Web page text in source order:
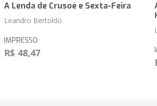
A Lenda de Crusoé e Sexta-Feira
Leandro Bertoldo
IMPRESSO
R$ 48,47